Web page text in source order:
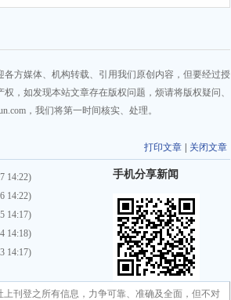
各方媒体、机构转载、引用我们原创内容，但要经过授
，如发现本站文章存在版权问题，烦请将版权疑问、
，我们将第一时间核实、处理。
打印文章 关闭文章
14:22)
14:22)
14:17)
14:18)
14:17)
手机分享新闻
刊登之所有信息，力争可靠、准确及全面，但不对